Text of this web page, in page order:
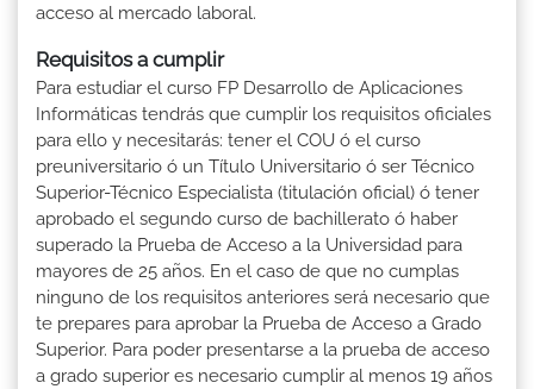
acceso al mercado laboral.
Requisitos a cumplir
Para estudiar el curso FP Desarrollo de Aplicaciones
Informáticas tendrás que cumplir los requisitos oficiales
para ello y necesitarás: tener el COU ó el curso
preuniversitario ó un Título Universitario ó ser Técnico
Superior-Técnico Especialista (titulación oficial) ó tener
aprobado el segundo curso de bachillerato ó haber
superado la Prueba de Acceso a la Universidad para
mayores de 25 años. En el caso de que no cumplas
ninguno de los requisitos anteriores será necesario que
te prepares para aprobar la Prueba de Acceso a Grado
Superior. Para poder presentarse a la prueba de acceso
a grado superior es necesario cumplir al menos 19 años